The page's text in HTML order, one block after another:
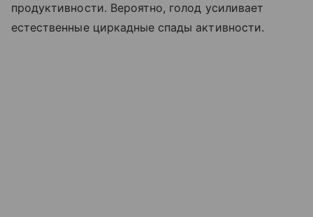
продуктивности. Вероятно, голод усиливает
естественные циркадные спады активности.